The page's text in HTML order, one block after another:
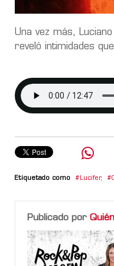
Una vez más,
reveló intimidades
Etiquetado como Lucifer,
Publicado por